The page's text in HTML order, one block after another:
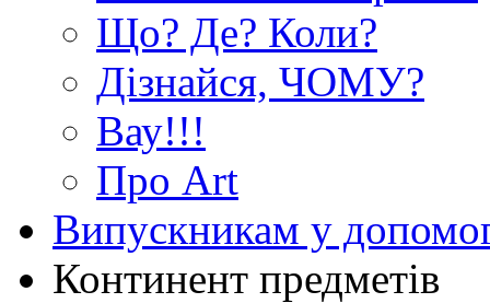
Що? Де? Коли?
Дізнайся, ЧОМУ?
Вау!!!
Про Art
Випускникам у
Континент предметів